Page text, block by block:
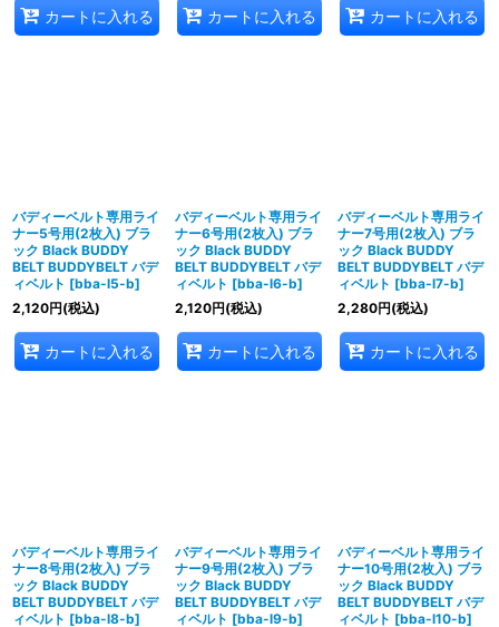
カートに入れる カートに入れる カートに入れる
バディーベルト専用ライ
ナー5号用(2枚入) ブラ
ック Black BUDDY
BELT BUDDYBELT バデ
ィベルト [bba-l5-b]
2,120円(税込)
カートに入れる
バディーベルト専用ライ
ナー6号用(2枚入) ブラ
ック Black BUDDY
BELT BUDDYBELT バデ
ィベルト [bba-l6-b]
2,120円(税込)
カートに入れる
バディーベルト専用ライ
ナー7号用(2枚入) ブラ
ック Black BUDDY
BELT BUDDYBELT バデ
ィベルト [bba-l7-b]
2,280円(税込)
カートに入れる
バディーベルト専用ライ
ナー8号用(2枚入) ブラ
ック Black BUDDY
BELT BUDDYBELT バデ
ィベルト [bba-l8-b]
バディーベルト専用ライ
ナー9号用(2枚入) ブラ
ック Black BUDDY
BELT BUDDYBELT バデ
ィベルト [bba-l9-b]
バディーベルト専用ライ
ナー10号用(2枚入) ブラ
ック Black BUDDY
BELT BUDDYBELT バデ
ィベルト [bba-l10-b]